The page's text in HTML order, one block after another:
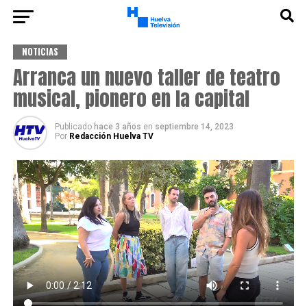
NOTICIAS
Arranca un nuevo taller de teatro
musical, pionero en la capital
Publicado hace 3 años en septiembre 14, 2023
Por Redacción Huelva TV